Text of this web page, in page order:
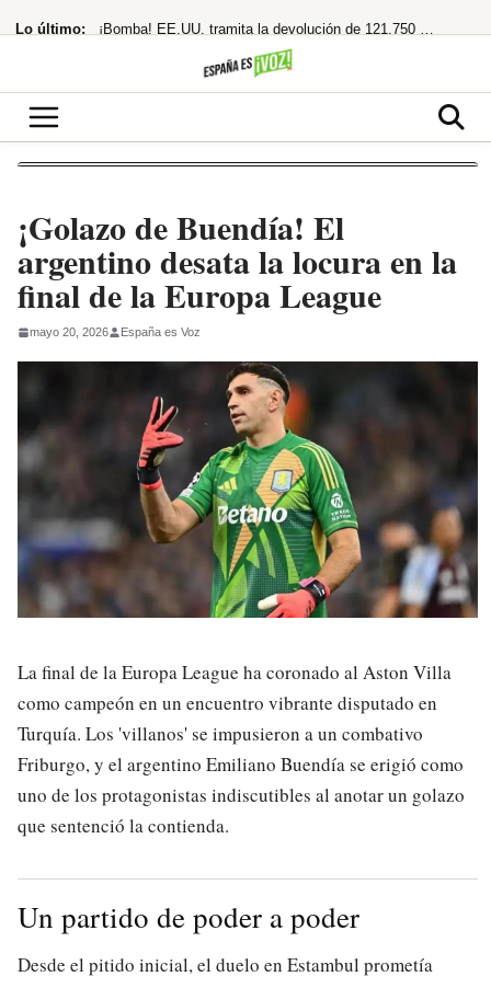
al Lo último: ¡Bomba! EE.UU. tramita la devolución de 121.750 millones por aranceles de Trump
¡Acusa una trama digital y deja un legado en llamas!
¡Golazo de Buendía! El
argentino desata la locura en la
final de la Europa League
mayo 20, 2026 España es Voz
La final de la Europa League ha coronado al Aston Villa
como campeón en un encuentro vibrante disputado en
Turquía. Los 'villanos' se impusieron a un combativo
Friburgo, y el argentino Emiliano Buendía se erigió como
uno de los protagonistas indiscutibles al anotar un golazo
que sentenció la contienda.
Un partido de poder a poder
Desde el pitido inicial, el duelo en Estambul prometía